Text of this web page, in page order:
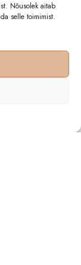
Nõusolek aitab
selle toimimist.